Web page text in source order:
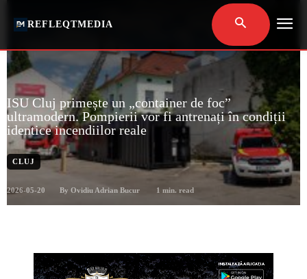
REFLEQTMEDIA
ISU Cluj primește un „container de foc”
ultramodern. Pompierii vor fi antrenați în condiții
identice incendiilor reale
CLUJ
2026-05-20 By Ovidiu Adrian Bucur 1 min. read